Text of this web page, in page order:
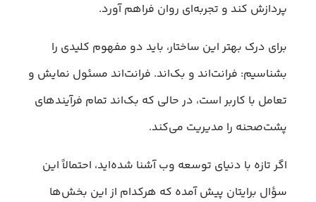
پردازش کند و تجربه‌ای روان فراهم آورد.
برای درک بهتر این ساختار، باید دو مفهوم کلیدی را
بشناسیم: فرانت‌اند و بک‌اند. فرانت‌اند مسئول نمایش و
تعامل با کاربر است، در حالی که بک‌اند تمام فرآیندهای
پشت‌صحنه را مدیریت می‌کند.
اگر تازه با دنیای توسعه وب آشنا شده‌اید، احتمالاً این
سؤال برایتان پیش آمده که هرکدام از این بخش‌ها